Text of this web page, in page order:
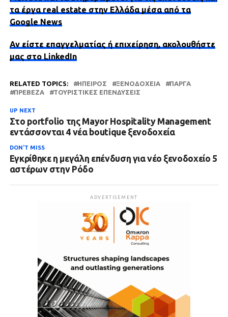
τα έργα real estate στην Ελλάδα μέσα από τα
Google News
Αν είστε επαγγελματίας ή επιχείρηση, ακολουθήστε
μας στο LinkedIn
RELATED TOPICS: ΉΠΕΙΡΟΣ ΞΕΝΟΔΟΧΕΊΑ
ΠΆΡΓΑ
ΠΡΈΒΕΖΑ
ΤΟΥΡΙΣΤΙΚΈΣ ΕΠΕΝΔΎΣΕΙΣ
UP NEXT
Στο portfolio της Mayor Hospitality Management
εντάσσονται 4 νέα boutique ξενοδοχεία
DON'T MISS
Εγκρίθηκε η μεγάλη επένδυση για νέο ξενοδοχείο 5
αστέρων στην Ρόδο
ADVERTISEMENT